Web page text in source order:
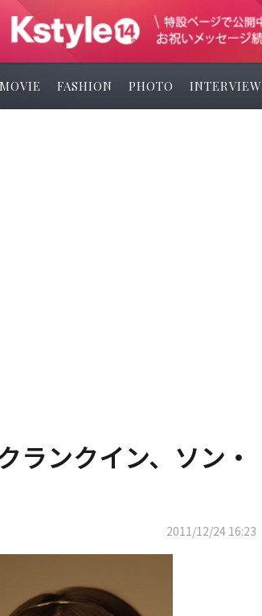
MOVIE FASHION PHOTO INTERVIEW
ランクイン、ソン・
2011/12/24 16:23